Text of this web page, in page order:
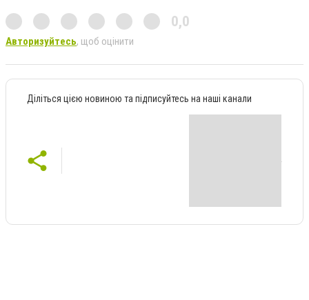
0,0
Авторизуйтесь, щоб оцінити
Діліться цією новиною та підписуйтесь на наші канали